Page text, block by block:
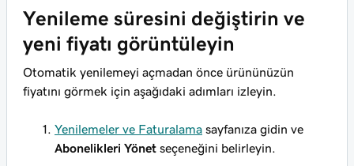
Yenileme süresini değiştirin ve
yeni fiyatı görüntüleyin
Otomatik yenilemeyi açmadan önce ürününüzün
fiyatını görmek için aşağıdaki adımları izleyin.
Yenilemeler ve Faturalama sayfanıza gidin ve
Abonelikleri Yönet seçeneğini belirleyin.